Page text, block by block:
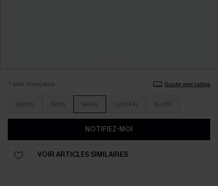
Taille française Guide des tailles
XS(36) S(38) M(40) L(42/44) XL(46)
NOTIFIEZ-MOI
VOIR ARTICLES SIMILAIRES